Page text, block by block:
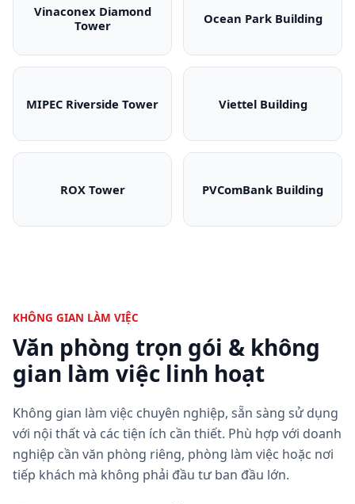
Vinaconex Diamond
TowerVinaconex Diamond Tower
Ocean Park Building
Ocean Park
MIPEC Riverside Tower
MIPEC Riverside Tower
Viettel Building
Viettel Building
ROX Tower
ROX Tower
PVComBank Building
PVComBank
KHÔNG GIAN LÀM VIỆC
Văn phòng trọn gói & không
gian làm việc linh hoạt
Không gian làm việc chuyên nghiệp, sẵn sàng sử dụng
với nội thất và các tiện ích cần thiết. Phù hợp với doanh
nghiệp cần văn phòng riêng, phòng làm việc hoặc nơi
tiếp khách mà không phải đầu tư ban đầu lớn.